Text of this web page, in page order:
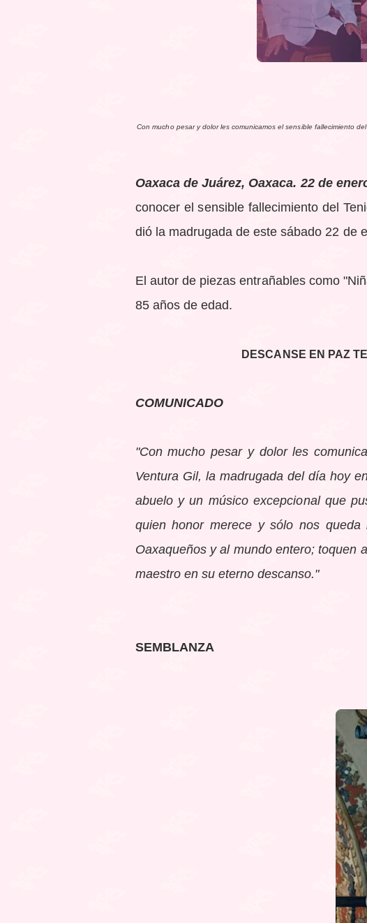
Con mucho pesar y dolor les comunicamos el sensible fallecimiento
Oaxaca de Juárez, Oaxaca. 22 de
conocer el sensible fallecimiento del
dió la madrugada de este sábado 22 de
El autor de piezas entrañables como
85 años de edad.
DESCANSE EN PAZ
COMUNICADO
"Con mucho pesar y dolor les
Ventura Gil, la madrugada del día hoy
abuelo y un músico excepcional que
quien honor merece y sólo nos
Oaxaqueños y al mundo entero; toquen
maestro en su eterno descanso."
SEMBLANZA